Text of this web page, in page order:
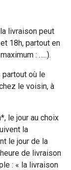
livraison peut
18h, partout en
: …..).
où le
le voisin, à
le jour au choix
la
le jour de la
de livraison
: « la livraison